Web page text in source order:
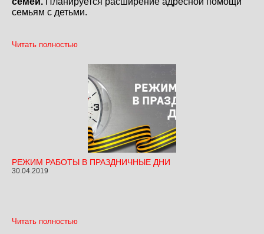
семьям с детьми.
Читать полностью
РЕЖИМ РАБОТЫ В ПРАЗДНИЧНЫЕ ДНИ
30.04.2019
Читать полностью